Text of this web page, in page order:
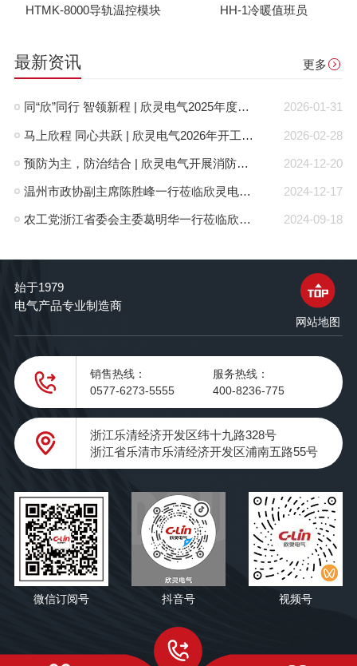
HTMK-8000导轨温控模块 HH-1冷暖值班员
最新资讯 更多
2026-01-31
同“欣”同行 智领新程 | 欣灵电气2025年度表彰总结大会暨新年酒会成功举办！
2026-02-28
马上欣程 同心共跃 | 欣灵电气2026年开工大吉！
2024-12-20
预防为主，防治结合 | 欣灵电气开展消防应急预案演练活动
2024-12-17
温州市政协副主席陈胜峰一行莅临欣灵电气调研指导
2024-09-18
农工党浙江省委会主委葛明华一行莅临欣灵电气考察调研
始于1979
电气产品专业制造商
网站地图
销售热线：
0577-6273-5555
服务热线：
400-8236-775
浙江乐清经济开发区纬十九路328号
浙江省乐清市乐清经济开发区浦南五路55号
微信订阅号 抖音号 视频号